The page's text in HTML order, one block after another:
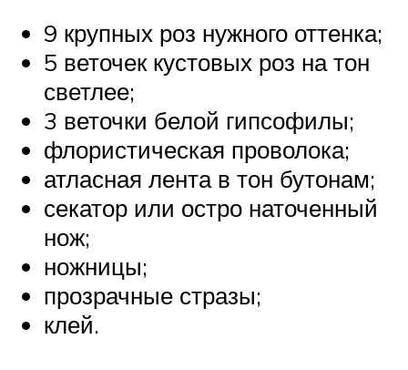
9 крупных роз нужного оттенка;
5 веточек кустовых роз на тон
светлее;
3 веточки белой гипсофилы;
флористическая проволока;
атласная лента в тон бутонам;
секатор или остро наточенный
нож;
ножницы;
прозрачные стразы;
клей.